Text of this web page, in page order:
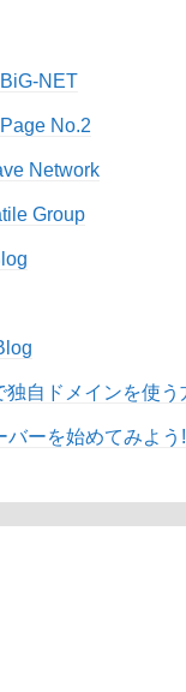
NET
No.2
Network
Group
独自ドメインを使う
バーを始めてみよう